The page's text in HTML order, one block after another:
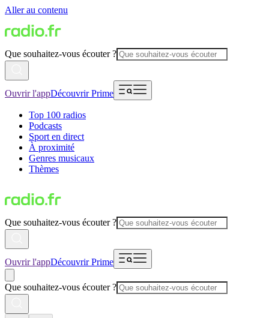
Aller au contenu
Que souhaitez-vous écouter ?
Ouvrir l'appDécouvrir Prime
Top 100 radios
Podcasts
Sport en direct
À proximité
Genres musicaux
Thèmes
Que souhaitez-vous écouter ?
Ouvrir l'appDécouvrir Prime
Que souhaitez-vous écouter ?